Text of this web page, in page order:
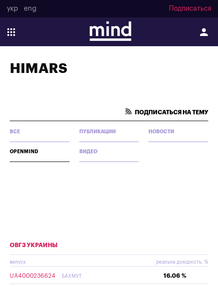
укр eng Подписаться
HIMARS
ПОДПИСАТЬСЯ НА ТЕМУ
ВСЕ ПУБЛИКАЦИИ НОВОСТИ
OPENMIND ВИДЕО
ОВГЗ УКРАИНЫ
випуск реальна дохідність, %
UA4000236624 БАХМУТ 16.06 %